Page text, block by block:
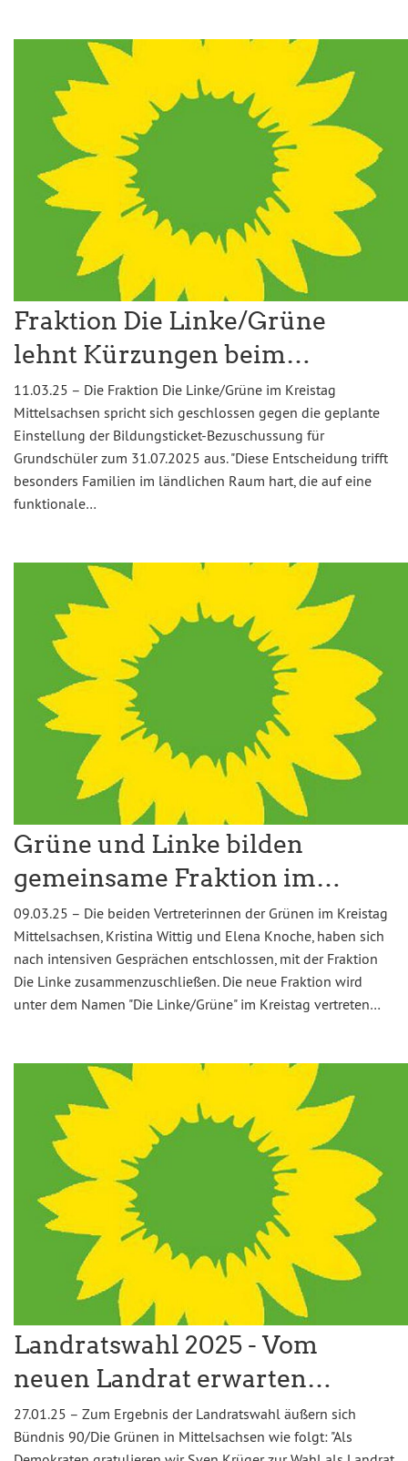
Fraktion Die Linke/Grüne
lehnt Kürzungen beim…
11.03.25 – Die Fraktion Die Linke/Grüne im Kreistag
Mittelsachsen spricht sich geschlossen gegen die geplante
Einstellung der Bildungsticket-Bezuschussung für
Grundschüler zum 31.07.2025 aus. "Diese Entscheidung trifft
besonders Familien im ländlichen Raum hart, die auf eine
funktionale…
Grüne und Linke bilden
gemeinsame Fraktion im…
09.03.25 – Die beiden Vertreterinnen der Grünen im Kreistag
Mittelsachsen, Kristina Wittig und Elena Knoche, haben sich
nach intensiven Gesprächen entschlossen, mit der Fraktion
Die Linke zusammenzuschließen. Die neue Fraktion wird
unter dem Namen "Die Linke/Grüne" im Kreistag vertreten…
Landratswahl 2025 - Vom
neuen Landrat erwarten…
27.01.25 – Zum Ergebnis der Landratswahl äußern sich
Bündnis 90/Die Grünen in Mittelsachsen wie folgt: "Als